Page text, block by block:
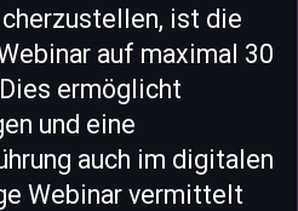
ist die
auf maximal 30
ermöglicht
und eine
auch im digitalen
Webinar vermittelt